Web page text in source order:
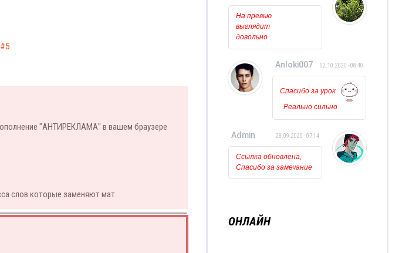
"АНТИРЕКЛАМА" в вашем браузере
слов которые заменяют мат.
такая проблема?
11.10.2020 - 16:49
На превью
выглядит
довольно
красиво.
ли её
исползовать
для
Anloki007 02.10.2020 - 08:40
Спасибо за урок.
Реально сильно
помогли. Так
Admin 28.09.2020 - 07:14
Ссылка обновлена,
Спасибо за замечание
ОНЛАЙН